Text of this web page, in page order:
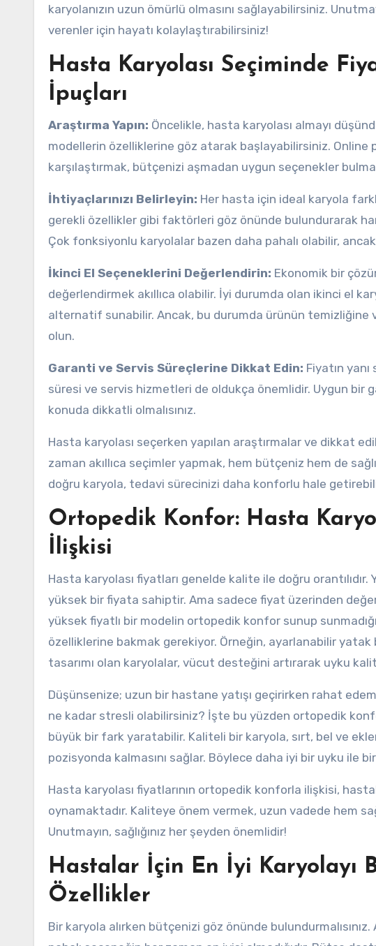
karyolanızın uzun ömürlü olmasını sağlayabilirsiniz.
verenler için hayatı kolaylaştırabilirsiniz!
Hasta Karyolası Seçiminde
İpuçları
Araştırma Yapın: Öncelikle, hasta karyolası almayı
modellerin özelliklerine göz atarak başlayabilirsiniz. Online
karşılaştırmak, bütçenizi aşmadan uygun seçenekler
İhtiyaçlarınızı Belirleyin: Her hasta için ideal karyola
gerekli özellikler gibi faktörleri göz önünde bulundurarak
Çok fonksiyonlu karyolalar bazen daha pahalı olabilir,
İkinci El Seçeneklerini Değerlendirin: Ekonomik bir
değerlendirmek akıllıca olabilir. İyi durumda olan ikinci el
alternatif sunabilir. Ancak, bu durumda ürünün
olun.
Garanti ve Servis Süreçlerine Dikkat Edin: Fiyatın
süresi ve servis hizmetleri de oldukça önemlidir. Uygun bir
konuda dikkatli olmalısınız.
Hasta karyolası seçerken yapılan araştırmalar ve dikkat
zaman akıllıca seçimler yapmak, hem bütçeniz hem de
doğru karyola, tedavi sürecinizi daha konforlu hale
Ortopedik Konfor: Hasta
İlişkisi
Hasta karyolası fiyatları genelde kalite ile doğru
yüksek bir fiyata sahiptir. Ama sadece fiyat üzerinden
yüksek fiyatlı bir modelin ortopedik konfor sunup
özelliklerine bakmak gerekiyor. Örneğin, ayarlanabilir
tasarımı olan karyolalar, vücut desteğini artırarak uyku
Düşünsenize; uzun bir hastane yatışı geçirirken rahat
ne kadar stresli olabilirsiniz? İşte bu yüzden ortopedik
büyük bir fark yaratabilir. Kaliteli bir karyola, sırt, bel ve
pozisyonda kalmasını sağlar. Böylece daha iyi bir uyku ile
Hasta karyolası fiyatlarının ortopedik konforla ilişkisi,
oynamaktadır. Kaliteye önem vermek, uzun vadede hem
Unutmayın, sağlığınız her şeyden önemlidir!
Hastalar İçin En İyi Karyolayı
Özellikler
Bir karyola alırken bütçenizi göz önünde